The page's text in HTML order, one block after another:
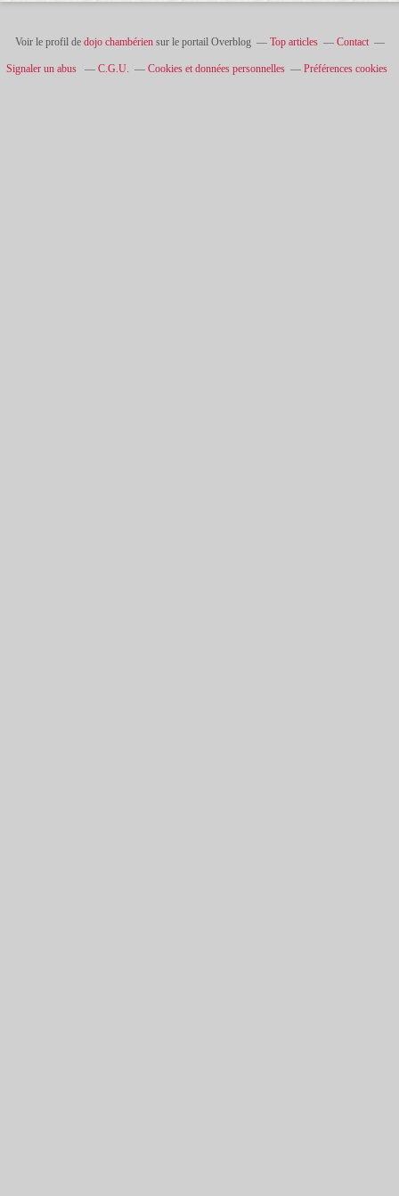
Voir le profil de dojo chambériensur le portail Overblog Top articles Contact
Signaler un abus C.G.U. Cookies et données personnelles Préférences cookies